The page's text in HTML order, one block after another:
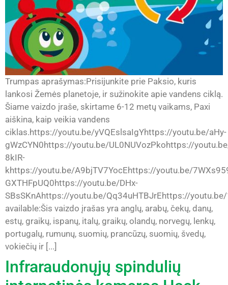
Trumpas aprašymas:Prisijunkite prie Paksio, kuris
lankosi Žemės planetoje, ir sužinokite apie vandens ciklą.
Šiame vaizdo įraše, skirtame 6-12 metų vaikams, Paxi
aiškina, kaip veikia vandens
ciklas.https://youtu.be/yVQEslsaIgYhttps://youtu.be/aHy-
gWzCYN0https://youtu.be/UL0NUVozPkohttps://
8kIR-
khttps://youtu.be/A9bjTV7YocEhttps://youtu.be/
GXTHFpUQ0https://youtu.be/DHx-
SBsSKnAhttps://youtu.be/Qq34uHTBJrEhttps://
available:Šis vaizdo įrašas yra anglų, arabų, čekų, danų,
estų, graikų, ispanų, italų, graikų, olandų, norvegų, lenkų,
portugalų, rumunų, suomių, prancūzų, suomių, švedų,
vokiečių ir [...]
Infraraudonųjų spindulių